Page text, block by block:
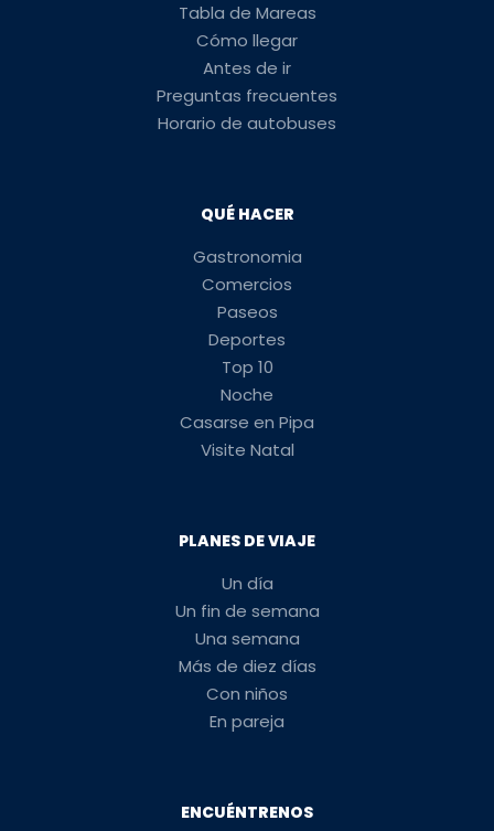
Tabla de Mareas
Cómo llegar
Antes de ir
Preguntas frecuentes
Horario de autobuses
QUÉ HACER
Gastronomia
Comercios
Paseos
Deportes
Top 10
Noche
Casarse en Pipa
Visite Natal
PLANES DE VIAJE
Un día
Un fin de semana
Una semana
Más de diez días
Con niños
En pareja
ENCUÉNTRENOS